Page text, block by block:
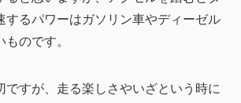
するパワーはガソリン車やディーゼル
のです。
ですが、走る楽しさやいざという時に